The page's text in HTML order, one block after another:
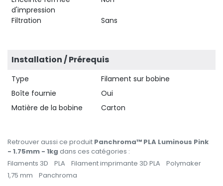
d'impression
Filtration Sans
Installation / Prérequis
Type
Filament sur bobine
Boîte fournie
Oui
Matière de la bobine
Carton
Retrouver aussi ce produit Panchroma™ PLA Luminous Pink
- 1.75mm - 1kg dans ces catégories :
Filaments 3D
PLA Filament imprimante 3D PLA
Polymaker
1,75 mm
Panchroma